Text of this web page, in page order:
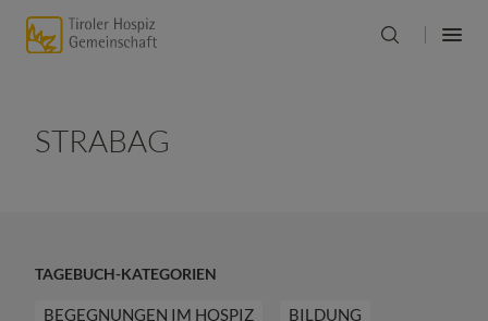
STRABAG
TAGEBUCH-KATEGORIEN
BEGEGNUNGEN IM HOSPIZ
BILDUNG